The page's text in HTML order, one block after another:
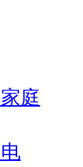
庭